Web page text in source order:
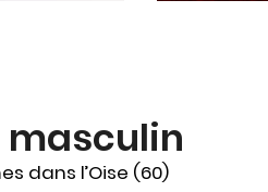
masculin
dans l’Oise (60)